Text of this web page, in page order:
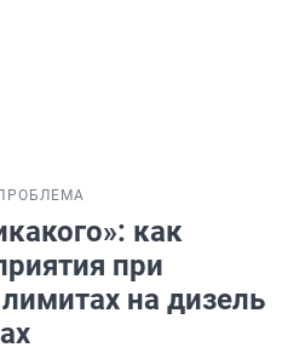
как
при
на дизель